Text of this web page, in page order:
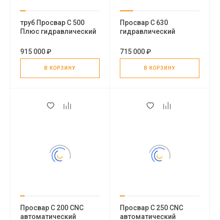
труб Просвар С 500
Плюс гидравлический
аппарат для
полиэтиленовых труб
915 000 ₽
В КОРЗИНУ
Просвар С 630
гидравлический
аппарат для пнд труб
715 000 ₽
В КОРЗИНУ
Просвар С 200 CNC
автоматический
Просвар С 250 CNC
автоматический